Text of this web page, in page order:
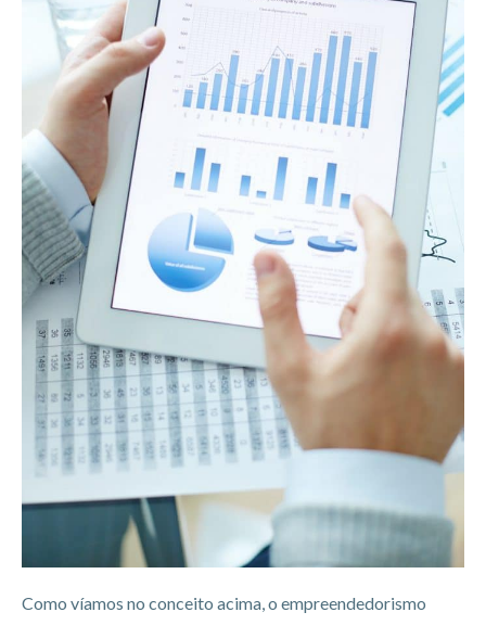
Como víamos no conceito acima, o empreendedorismo